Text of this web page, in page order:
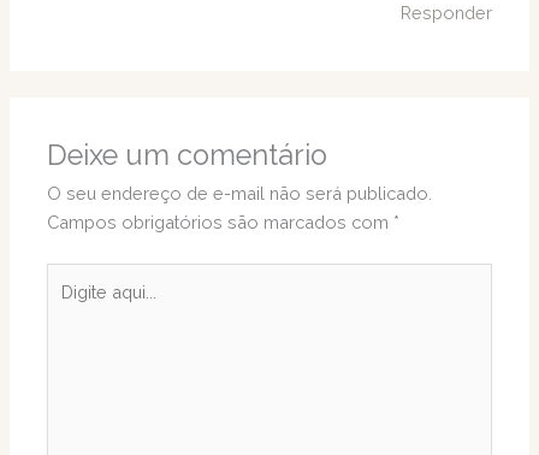
Responder
Deixe um comentário
O seu endereço de e-mail não será publicado.
Campos obrigatórios são marcados com *
aqui...